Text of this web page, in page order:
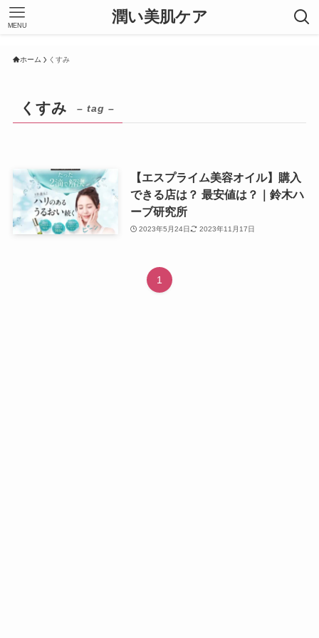
潤い美肌ケア
MENU
ホーム くすみ
くすみ – tag –
【エスプライム美容オイル】購入
できる店は？ 最安値は？｜鈴木ハ
ーブ研究所
2023年5月24日 2023年11月17日
1